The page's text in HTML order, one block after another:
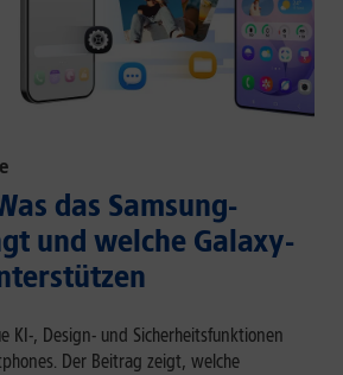
das Samsung-
und welche Galaxy-
KI-, Design- und Sicherheitsfunktionen
Der Beitrag zeigt, welche